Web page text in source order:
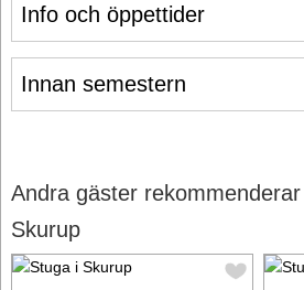
Info och öppettider
Innan semestern
Andra gäster
Skurup